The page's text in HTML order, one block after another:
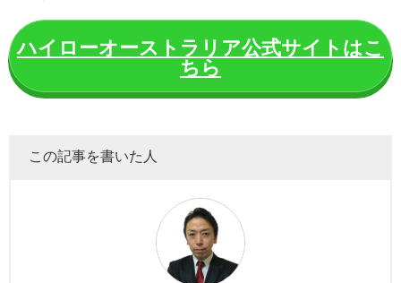
ハイローオーストラリア公式サイトはこ
ちら
この記事を書いた人